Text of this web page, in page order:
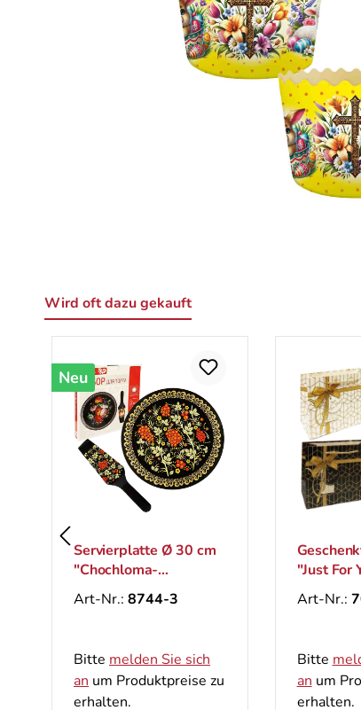
Wird oft dazu gekauft
Neu
Servierplatte Ø 30 cm
"Chochloma-
Eberesche" mit
Kuchenspatel für die
Art-Nr.: 8744-3
Bitte melden Sie sich
an um Produktpreise zu
erhalten.
"Just For
26x33
Art-Nr.:
Bitte
an um
erhalten.